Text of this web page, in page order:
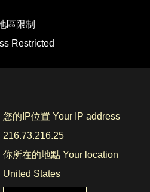
區限制
Restricted
您的IP位置 Your IP address
216.73.216.25
你所在的地點 Your location
United States